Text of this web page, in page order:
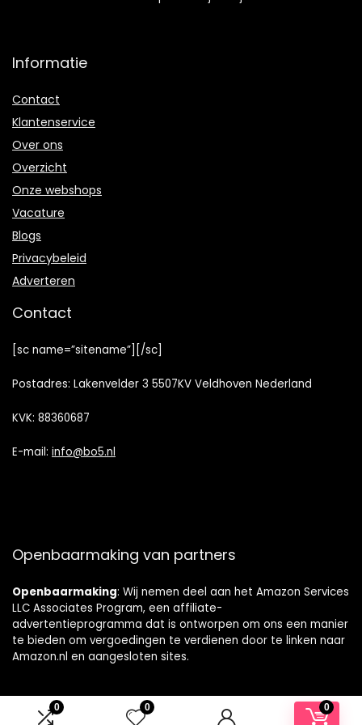
0 0 0
Informatie
Contact
Klantenservice
Over ons
Overzicht
Onze webshops
Vacature
Blogs
Privacybeleid
Adverteren
Contact
[sc name=”sitename”][/sc]
Postadres: Lakenvelder 3 5507KV Veldhoven Nederland
KVK: 88360687
E-mail: info@bo5.nl
Openbaarmaking van partners
Openbaarmaking: Wij nemen deel aan het Amazon Services
LLC Associates Program, een affiliate-
advertentieprogramma dat is ontworpen om ons een manier
te bieden om vergoedingen te verdienen door te linken naar
Amazon.nl en aangesloten sites.